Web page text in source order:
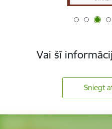
Vai šī
Sniegt